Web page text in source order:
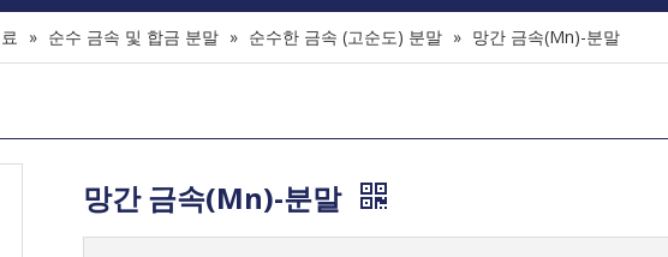
» 순수 금속 및 합금 분말 » 순수한 금속 (고순도) 분말 » 망간 금속(Mn)-분말
망간 금속(Mn)-분말